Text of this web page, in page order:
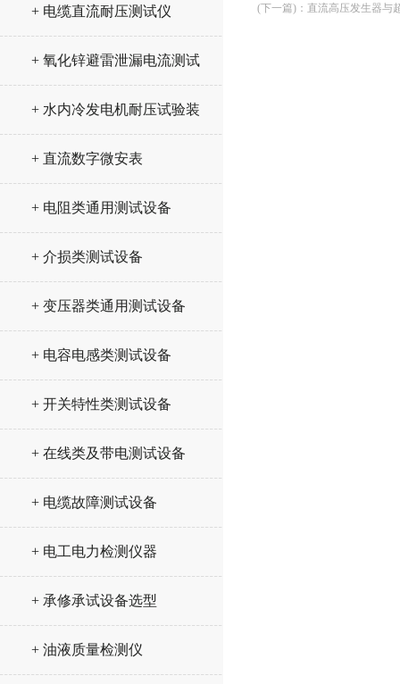
+ 电缆直流耐压测试仪
+ 氧化锌避雷泄漏电流测试
仪
+ 水内冷发电机耐压试验装
置
+ 直流数字微安表
+ 电阻类通用测试设备
+ 介损类测试设备
+ 变压器类通用测试设备
+ 电容电感类测试设备
+ 开关特性类测试设备
+ 在线类及带电测试设备
+ 电缆故障测试设备
+ 电工电力检测仪器
+ 承修承试设备选型
+ 油液质量检测仪
(下一篇) ： 直流高压发生器与